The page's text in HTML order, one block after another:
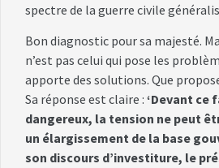
spectre de la guerre civile
Bon diagnostic pour sa majesté.
n’est pas celui qui pose les
apporte des solutions. Que
Sa réponse est claire : ‘Devant ce
dangereux, la tension ne peut
un élargissement de la base
son discours d’investiture, le